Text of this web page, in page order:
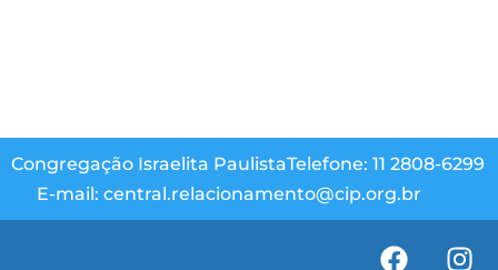
Congregação Israelita PaulistaTelefone: 11 2808-6299
E-mail: central.relacionamento@cip.org.br